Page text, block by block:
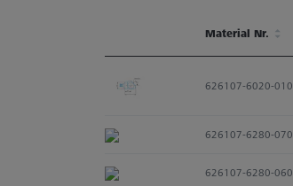
Material Nr.
626107-6020-010
626107-6280-070
626107-6280-060